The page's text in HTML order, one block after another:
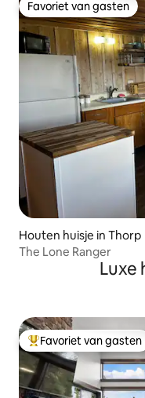
Favoriet van gasten
Favoriet van gasten
Houten huisje in Thorp
The Lone Ranger
Luxe
Topfavoriet van
Favoriet van gasten